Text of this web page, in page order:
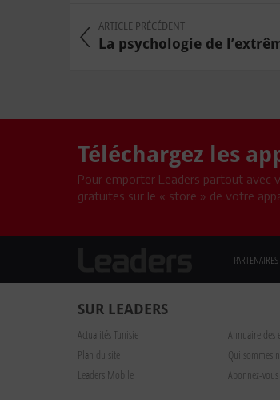
ARTICLE PRÉCÉDENT
La psychologie de
Téléchargez les
Pour emporter Leaders partout avec
gratuites sur le « store » de votre
PARTENAIRES
SUR LEADERS
Actualités Tunisie Annuaire des
Plan du site
Qui sommes
Leaders Mobile
Abonnez-